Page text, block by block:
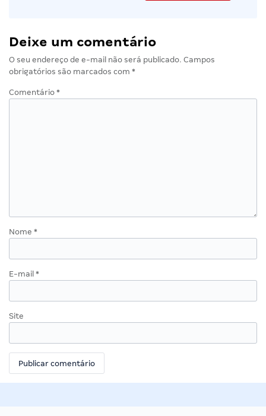
Deixe um comentário
O seu endereço de e-mail não será publicado. Campos
obrigatórios são marcados com *
Comentário *
Nome *
E-mail *
Site